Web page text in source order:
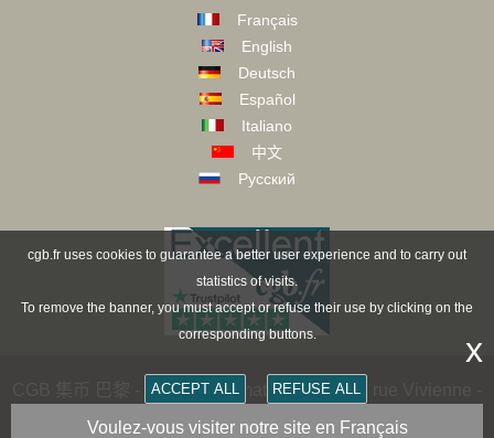
Français
English
Deutsch
Español
Italiano
中文
Русский
CGB 集币 巴黎 - CGB Numismatics Paris - 36 rue Vivienne -
75002 PARIS FRANCE -contact@cgb.fr
cgb.fr uses cookies to guarantee a better user experience and to carry out
statistics of visits.
To remove the banner, you must accept or refuse their use by clicking on the
corresponding buttons.
ACCEPT ALL REFUSE ALL
x
Voulez-vous visiter notre site en Français